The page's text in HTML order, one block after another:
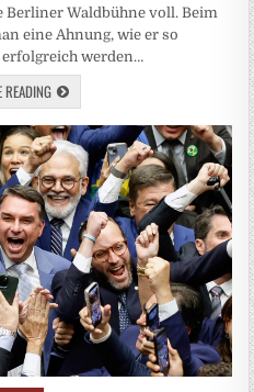
Waldbühne voll. Beim
eine Ahnung, wie er so
werden…
READING